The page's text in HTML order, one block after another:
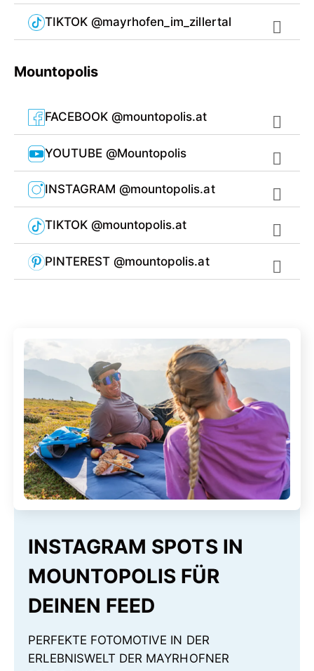
TIKTOK @mayrhofen_im_zillertal
Mountopolis
FACEBOOK @mountopolis.at
YOUTUBE @Mountopolis
INSTAGRAM @mountopolis.at
TIKTOK @mountopolis.at
PINTEREST @mountopolis.at
INSTAGRAM SPOTS IN
MOUNTOPOLIS FÜR
DEINEN FEED
PERFEKTE FOTOMOTIVE IN DER
ERLEBNISWELT DER MAYRHOFNER